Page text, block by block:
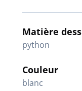
Matière
python
Couleur
blanc